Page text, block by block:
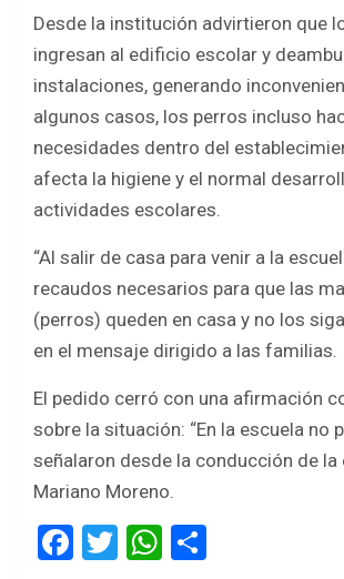
Desde la institución advirtieron que
ingresan al edificio escolar y
instalaciones, generando
algunos casos, los perros incluso
necesidades dentro del
afecta la higiene y el normal
actividades escolares.
“Al salir de casa para venir a la
recaudos necesarios para que las
(perros) queden en casa y no los
en el mensaje dirigido a las familias.
El pedido cerró con una afirmación
sobre la situación: “En la escuela no
señalaron desde la conducción de la
Mariano Moreno.
F
T
W